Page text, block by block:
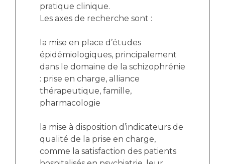
pratique clinique.
Les axes de recherche sont :
la mise en place d’études
épidémiologiques, principalement
dans le domaine de la schizophrénie
: prise en charge, alliance
thérapeutique, famille,
pharmacologie
la mise à disposition d’indicateurs de
qualité de la prise en charge,
comme la satisfaction des patients